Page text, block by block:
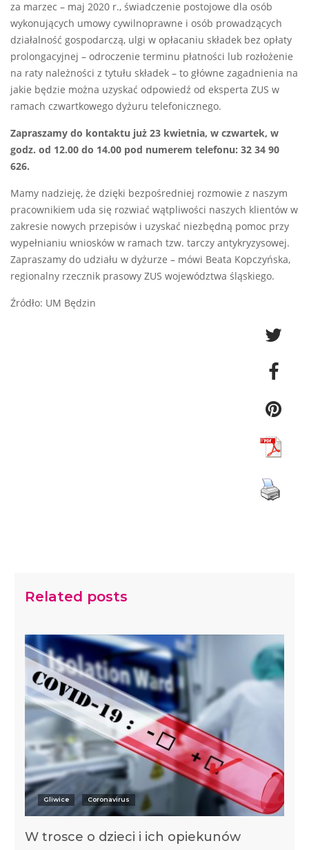
za marzec – maj 2020 r., świadczenie postojowe dla osób
wykonujących umowy cywilnoprawne i osób prowadzących
działalność gospodarczą, ulgi w opłacaniu składek bez opłaty
prolongacyjnej – odroczenie terminu płatności lub rozłożenie
na raty należności z tytułu składek – to główne zagadnienia na
jakie będzie można uzyskać odpowiedź od eksperta ZUS w
ramach czwartkowego dyżuru telefonicznego.
Zapraszamy do kontaktu już 23 kwietnia, w czwartek, w
godz. od 12.00 do 14.00 pod numerem telefonu: 32 34 90
626.
Mamy nadzieję, że dzięki bezpośredniej rozmowie z naszym
pracownikiem uda się rozwiać wątpliwości naszych klientów w
zakresie nowych przepisów i uzyskać niezbędną pomoc przy
wypełnianiu wniosków w ramach tzw. tarczy antykryzysowej.
Zapraszamy do udziału w dyżurze – mówi Beata Kopczyńska,
regionalny rzecznik prasowy ZUS województwa śląskiego.
Źródło: UM Będzin
Related posts
Gliwice Coronavirus
W trosce o dzieci i ich opiekunów